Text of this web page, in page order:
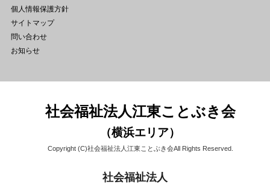
個人情報保護方針
サイトマップ
問い合わせ
お知らせ
社会福祉法人江東ことぶき会
（横浜エリア）
Copyright (C)社会福祉法人江東ことぶき会All Rights Reserved.
社会福祉法人